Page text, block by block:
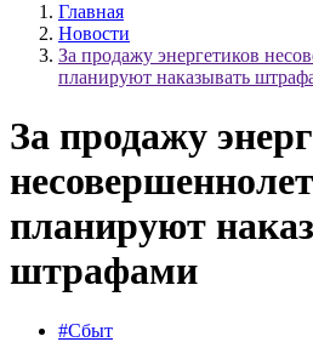
Главная
Новости
За продажу энергетиков
планируют наказывать
За продажу
планируют
штрафами
#Сбыт